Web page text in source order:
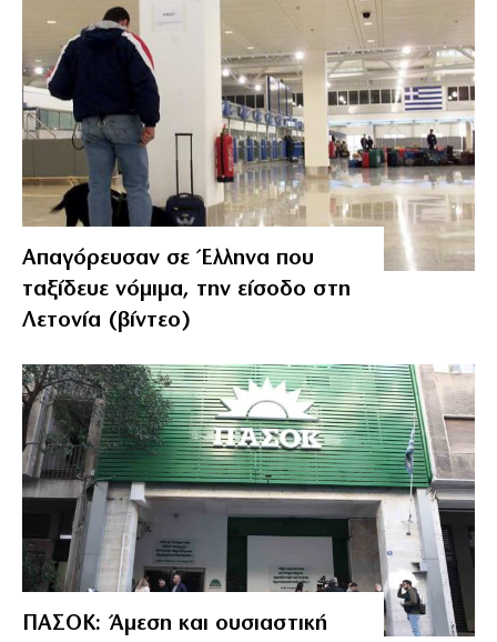
Απαγόρευσαν σε Έλληνα που
ταξίδευε νόμιμα, την είσοδο στη
Λετονία (βίντεο)
ΠΑΣΟΚ: Άμεση και ουσιαστική